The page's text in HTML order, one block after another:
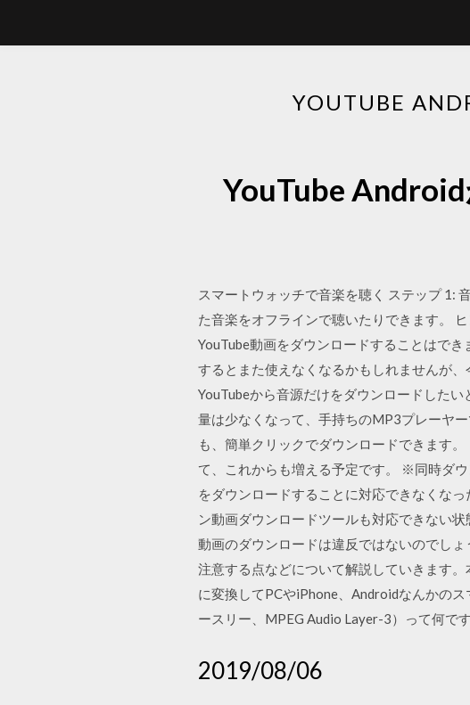
YOUTUBE
YouTube
スマートウォッチで音楽を聴く ステップ 1:
た音楽をオフラインで聴いたりできます。
YouTube動画をダウンロードすることはで
するとまた使えなくなるかもしれませんが
YouTubeから音源だけをダウンロードした
量は少なくなって、手持ちのMP3プレーヤ
も、簡単クリックでダウンロードできます
て、これからも増える予定です。 ※同時ダ
をダウンロードすることに対応できなくな
ン動画ダウンロードツールも対応できない
動画のダウンロードは違反ではないのでし
注意する点などについて解説していきます
に変換してPCやiPhone、Androidなんかの
ースリー、MPEG Audio Layer-3）って何で
2019/08/06